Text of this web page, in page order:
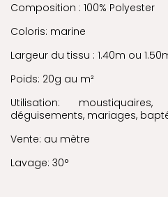
Composition : 100% Polyester
Coloris: marine
Largeur du tissu : 1.40m ou
Poids: 20g au m²
Utilisation:
déguisements, mariages,
Vente: au mètre
Lavage: 30°